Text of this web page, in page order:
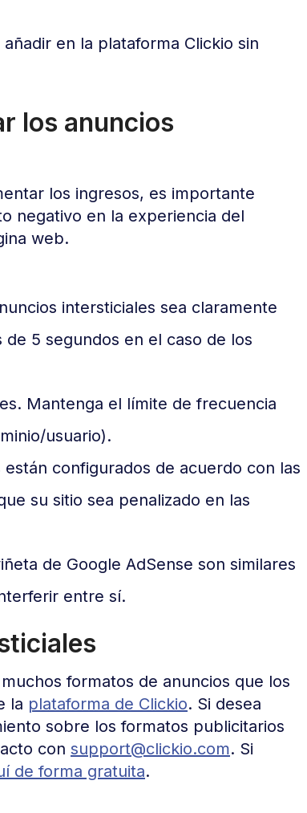
en la plataforma Clickio sin
los anuncios
los ingresos, es importante
negativo en la experiencia del
web.
intersticiales sea claramente
5 segundos en el caso de los
Mantenga el límite de frecuencia
usuario).
configurados de acuerdo con las
su sitio sea penalizado en las
de Google AdSense son similares
entre sí.
formatos de anuncios que los
la plataforma de Clickio. Si desea
sobre los formatos publicitarios
con support@clickio.com. Si
de forma gratuita.